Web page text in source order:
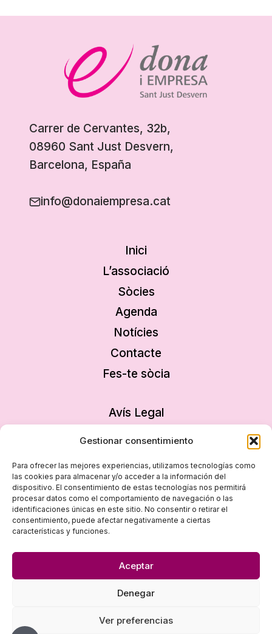
Gestionar consentimiento
Para ofrecer las mejores experiencias, utilizamos tecnologías como
las cookies para almacenar y/o acceder a la información del
dispositivo. El consentimiento de estas tecnologías nos permitirá
procesar datos como el comportamiento de navegación o las
identificaciones únicas en este sitio. No consentir o retirar el
consentimiento, puede afectar negativamente a ciertas
características y funciones.
Aceptar
Denegar
Ver preferencias
Carrer de Cervantes, 32b,
08960 Sant Just Desvern,
Barcelona, España
info@donaiempresa.cat
Inici
L’associació
Sòcies
Agenda
Notícies
Contacte
Fes-te sòcia
Avís Legal
Declaració d’accessibilitat
Mapa del lloc